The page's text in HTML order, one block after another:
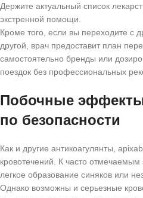
Держите актуальный список
экстренной помощи.
Кроме того, если вы переходите с
другой, врач предоставит план
самостоятельно бренды или
поездок без профессиональных
Побочные
по безопасности
Как и другие антикоагулянты,
кровотечений. К часто
легкое образование синяков или
Однако возможны и серьезные